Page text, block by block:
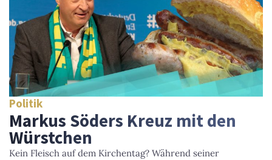
Politik
Markus Söders Kreuz mit den
Würstchen
Kein Fleisch auf dem Kirchentag? Während seiner